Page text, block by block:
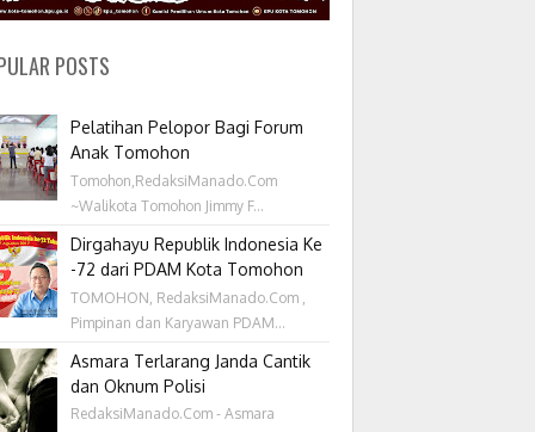
POSTS
Pelatihan Pelopor Bagi Forum
Anak Tomohon
Tomohon,RedaksiManado.Com
~Walikota Tomohon Jimmy F...
Dirgahayu Republik Indonesia Ke
-72 dari PDAM Kota Tomohon
TOMOHON, RedaksiManado.Com ,
Pimpinan dan Karyawan PDAM...
Asmara Terlarang Janda Cantik
dan Oknum Polisi
RedaksiManado.Com - Asmara